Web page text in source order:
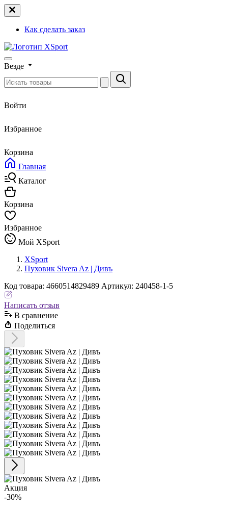
Как сделать заказ
Везде
Войти
Избранное
Корзина
Главная
Каталог
Корзина
Избранное
Мой XSport
XSport
Пуховик Sivera Az | Дивъ
Код товара: 4660514829489 Артикул: 240458-1-5
Написать отзыв
В сравнениe
Поделиться
Акция
-30%